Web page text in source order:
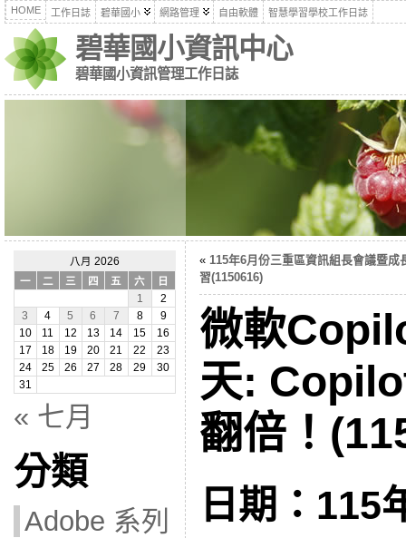
HOME 工作日誌 碧華國小 網路管理 自由軟體 智慧學習學校工作日誌
碧華國小資訊中心
碧華國小資訊管理工作日誌
八月 2026
一
二 三 四 五 六
日
1
2
3
4 5 6 7 8
9
10
11 12 13 14 15
16
17
18 19 20 21 22
23
24
25 26 27 28 29
30
31
« 七月
分類
Adobe 系列
« 115年6月份三重區資訊組長會議暨成
習(1150616)
微軟
天:
翻倍！
日期：115